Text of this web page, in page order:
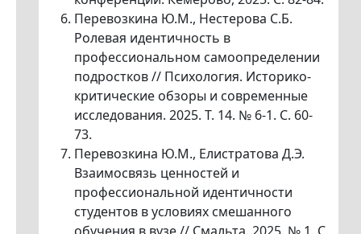
Перевозкина Ю.М., Нестерова С.Б.
Ролевая идентичность в
профессиональном самоопределении
подростков // Психология. Историко-
критические обзоры и современные
исследования. 2025. Т. 14. № 6-1. С. 60-
73.
Перевозкина Ю.М., Елистратова Д.Э.
Взаимосвязь ценностей и
профессиональной идентичности
студентов в условиях смешанного